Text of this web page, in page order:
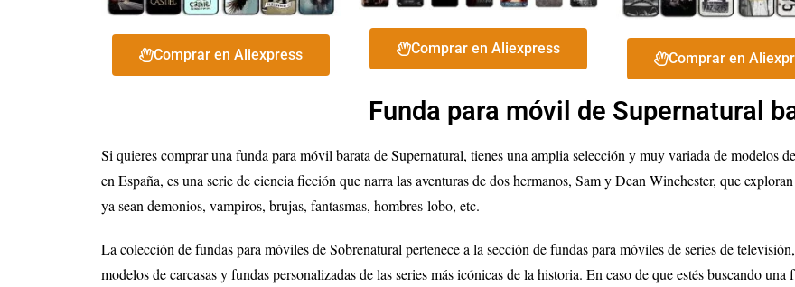
Comprar en Aliexpress Comprar en Aliexpress
Comprar en
Funda para móvil de Supernatural
Si quieres comprar una funda para móvil barata de Supernatural, tienes una amplia selección y muy variada de modelos
en España, es una serie de ciencia ficción que narra las aventuras de dos hermanos, Sam y Dean Winchester, que
ya sean demonios, vampiros, brujas, fantasmas, hombres-lobo, etc.
La colección de fundas para móviles de Sobrenatural pertenece a la sección de fundas para móviles de series de
modelos de carcasas y fundas personalizadas de las series más icónicas de la historia. En caso de que estés buscando